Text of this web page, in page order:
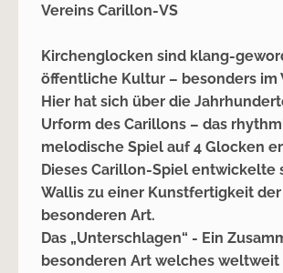
Vereins Carillon-VS
Kirchenglocken sind klang-
öffentliche Kultur – besonders im
Hier hat sich über die
Urform des Carillons – das
melodische Spiel auf 4 Glocken
Dieses Carillon-Spiel entwickelte
Wallis zu einer Kunstfertigkeit der
besonderen Art.
Das „Unterschlagen“ - Ein
besonderen Art welches weltweit